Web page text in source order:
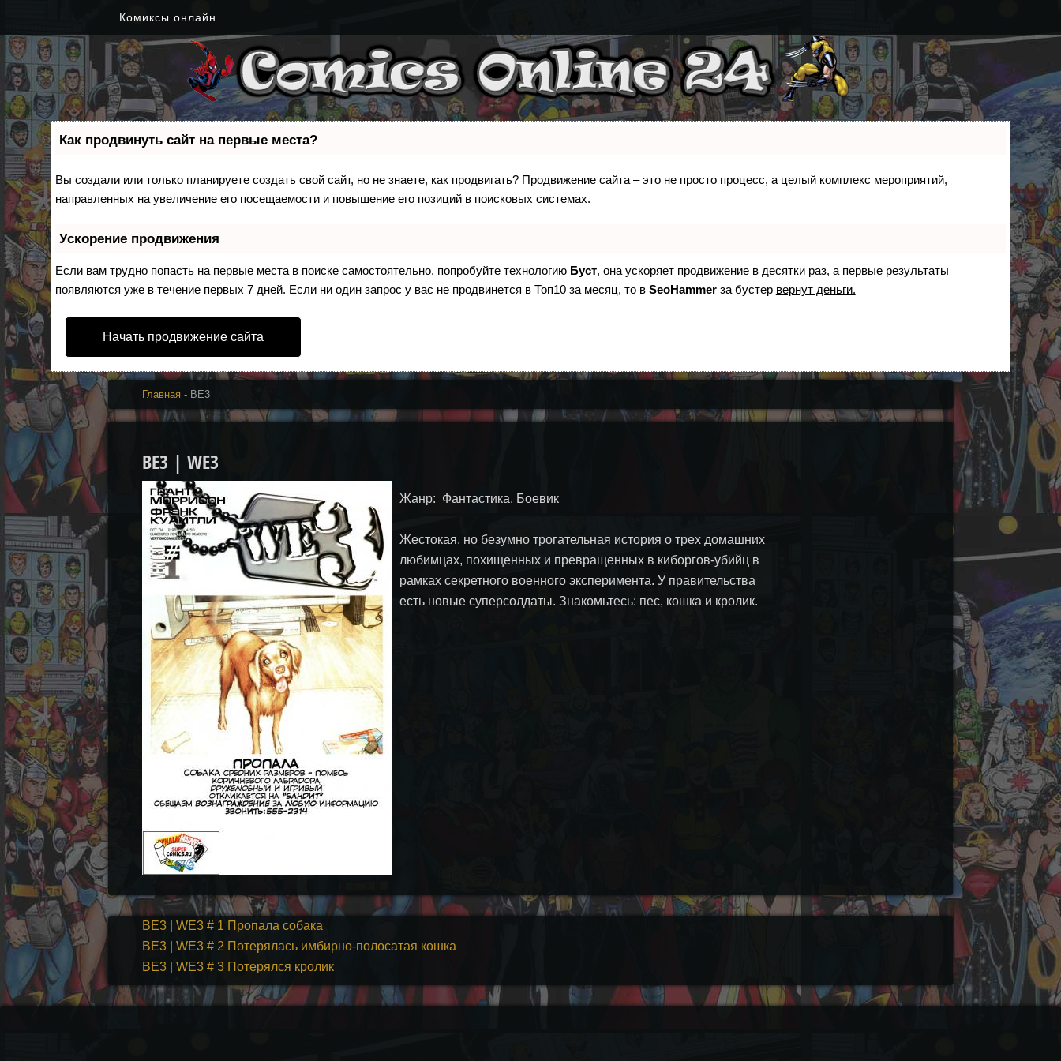
Комиксы онлайн
Как продвинуть сайт на первые места?
Вы создали или только планируете создать свой сайт, но не знаете, как продвигать? Продвижение сайта – это не просто процесс, а целый комплекс мероприятий,
направленных на увеличение его посещаемости и повышение его позиций в поисковых системах.
Ускорение продвижения
Если вам трудно попасть на первые места в поиске самостоятельно, попробуйте технологию Буст, она ускоряет продвижение в десятки раз, а первые результаты
появляются уже в течение первых 7 дней. Если ни один запрос у вас не продвинется в Топ10 за месяц, то в SeoHammerза бустер вернут деньги.
Начать продвижение сайта
Главная- ВЕ3
ВЕ3 | WE3
Жанр: Фантастика, Боевик
Жестокая, но безумно трогательная история о трех домашних
любимцах, похищенных и превращенных в киборгов-убийц в
рамках секретного военного эксперимента. У правительства
есть новые суперсолдаты. Знакомьтесь: пес, кошка и кролик.
ВЕ3 | WE3 # 1 Пропала собака
ВЕ3 | WE3 # 2 Потерялась имбирно-полосатая кошка
ВЕ3 | WE3 # 3 Потерялся кролик